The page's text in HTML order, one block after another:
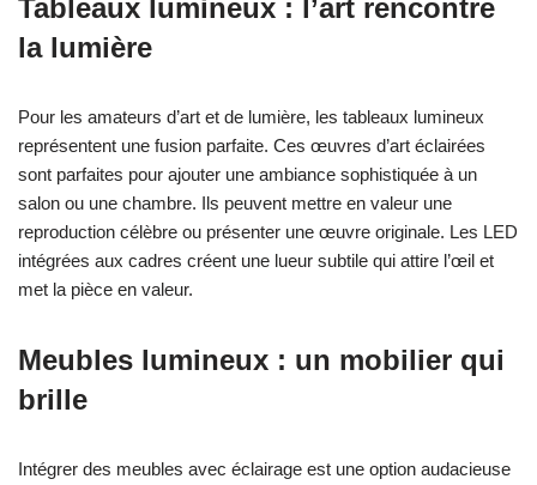
Tableaux lumineux : l’art rencontre
la lumière
Pour les amateurs d’art et de lumière, les tableaux lumineux
représentent une fusion parfaite. Ces œuvres d’art éclairées
sont parfaites pour ajouter une ambiance sophistiquée à un
salon ou une chambre. Ils peuvent mettre en valeur une
reproduction célèbre ou présenter une œuvre originale. Les LED
intégrées aux cadres créent une lueur subtile qui attire l’œil et
met la pièce en valeur.
Meubles lumineux : un mobilier qui
brille
Intégrer des meubles avec éclairage est une option audacieuse